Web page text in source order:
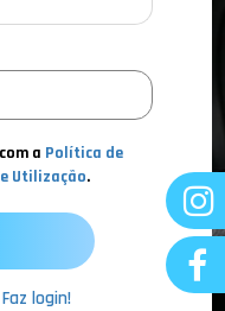
a Política de
Utilização.
Faz login!